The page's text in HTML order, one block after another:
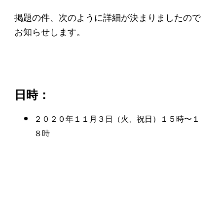
応援したいみなさんへ
沿革
組織
事業内容
掲題の件、次のように詳細が決まりましたので
お知らせします。
日時：
２０２０年１１月３日（火、祝日）１５時〜１
８時